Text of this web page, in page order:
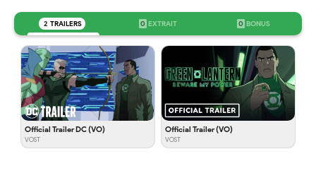
2 TRAILERS 0 EXTRAIT 0 BONUS
Official Trailer DC (VO)
VOST
Official Trailer (VO)
VOST